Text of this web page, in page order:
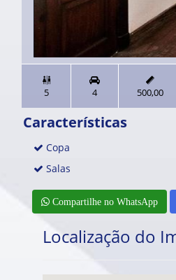

5 4

500,00
Características
Copa
Salas
Compartilhe no WhatsApp
Localização do